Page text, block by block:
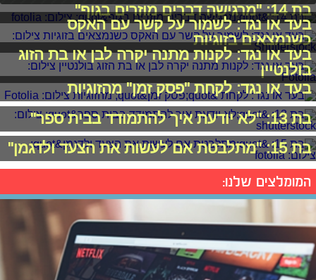
בת 14: "מרגישה דברים מוזרים בגוף"
בעד או נגד: לשמור על קשר עם האקס
כשנמצאים בזוגיות
בעד או נגד: לקנות מתנה יקרה לבן או בת הזוג
בולנטיין
בעד או נגד: לקחת "פסק זמן" מהזוגיות
בת 13: "לא יודעת איך להתמודד בבית ספר"
בת 15: "מתלבטת אם לעשות את הצעד ולדגמן"
המומלצים שלנו: